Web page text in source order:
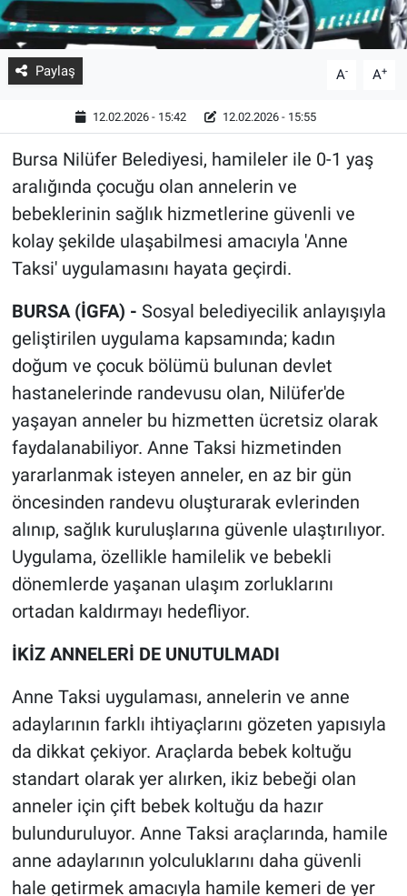
Paylaş A- A+
12.02.2026 - 15:42 12.02.2026 - 15:55
Bursa Nilüfer Belediyesi, hamileler ile 0-1 yaş
aralığında çocuğu olan annelerin ve
bebeklerinin sağlık hizmetlerine güvenli ve
kolay şekilde ulaşabilmesi amacıyla 'Anne
Taksi' uygulamasını hayata geçirdi.
BURSA (İGFA) - Sosyal belediyecilik anlayışıyla
geliştirilen uygulama kapsamında; kadın
doğum ve çocuk bölümü bulunan devlet
hastanelerinde randevusu olan, Nilüfer'de
yaşayan anneler bu hizmetten ücretsiz olarak
faydalanabiliyor. Anne Taksi hizmetinden
yararlanmak isteyen anneler, en az bir gün
öncesinden randevu oluşturarak evlerinden
alınıp, sağlık kuruluşlarına güvenle ulaştırılıyor.
Uygulama, özellikle hamilelik ve bebekli
dönemlerde yaşanan ulaşım zorluklarını
ortadan kaldırmayı hedefliyor.
İKİZ ANNELERİ DE UNUTULMADI
Anne Taksi uygulaması, annelerin ve anne
adaylarının farklı ihtiyaçlarını gözeten yapısıyla
da dikkat çekiyor. Araçlarda bebek koltuğu
standart olarak yer alırken, ikiz bebeği olan
anneler için çift bebek koltuğu da hazır
bulunduruluyor. Anne Taksi araçlarında, hamile
anne adaylarının yolculuklarını daha güvenli
hale getirmek amacıyla hamile kemeri de yer